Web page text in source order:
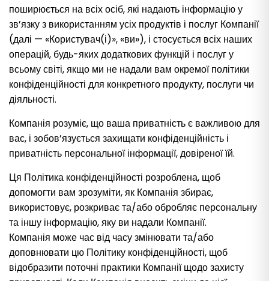
поширюється на всіх осіб, які надають інформацію у
зв’язку з використанням усіх продуктів і послуг Компанії
(далі — «Користувач(і)», «ви»), і стосується всіх наших
операцій, будь-яких додаткових функцій і послуг у
всьому світі, якщо ми не надали вам окремої політики
конфіденційності для конкретного продукту, послуги чи
діяльності.
Компанія розуміє, що ваша приватність є важливою для
вас, і зобов’язується захищати конфіденційність і
приватність персональної інформації, довіреної їй.
Ця Політика конфіденційності розроблена, щоб
допомогти вам зрозуміти, як Компанія збирає,
використовує, розкриває та/або обробляє персональну
та іншу інформацію, яку ви надали Компанії.
Компанія може час від часу змінювати та/або
доповнювати цю Політику конфіденційності, щоб
відобразити поточні практики Компанії щодо захисту